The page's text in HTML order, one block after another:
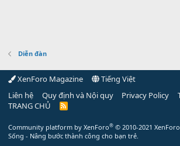
Diễn đàn
XenForo Magazine
Tiếng Việt
Liên hệ
Quy định và Nội quy Privacy Policy
TRANG CHỦ
R
Community platform by XenForo® © 2010-2021
Sống - Nâng bước thành công cho bạn trẻ.